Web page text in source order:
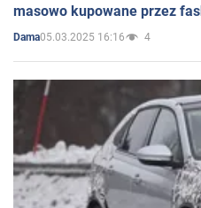
masowo kupowane przez
Dama05.03.2025 16:16 4